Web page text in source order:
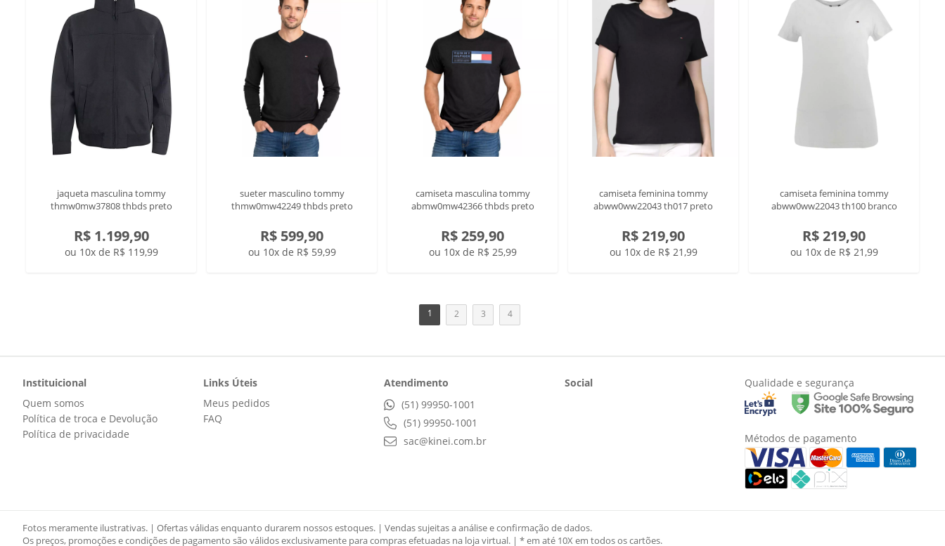
jaqueta masculina tommy
thmw0mw37808 thbds preto
R$ 1.199,90
ou 10x de R$ 119,99
sueter masculino tommy
thmw0mw42249 thbds preto
R$ 599,90
ou 10x de R$ 59,99
camiseta masculina tommy
abmw0mw42366 thbds preto
R$ 259,90
ou 10x de R$ 25,99
camiseta feminina tommy
abww0ww22043 th017 preto
R$ 219,90
ou 10x de R$ 21,99
camiseta feminina tommy
abww0ww22043 th100 branco
R$ 219,90
ou 10x de R$ 21,99
1 2 3 4
Instituicional
Quem somos
Política de troca e Devolução
Política de privacidade
Links Úteis
Meus pedidos
FAQ
Atendimento
(51) 99950-1001
(51) 99950-1001
sac@kinei.com.br
Social Qualidade e segurança
Métodos de pagamento
Fotos meramente ilustrativas. | Ofertas válidas enquanto durarem nossos estoques. | Vendas sujeitas a análise e confirmação de dados.
Os preços, promoções e condições de pagamento são válidos exclusivamente para compras efetuadas na loja virtual. | * em até 10X em todos os cartões.